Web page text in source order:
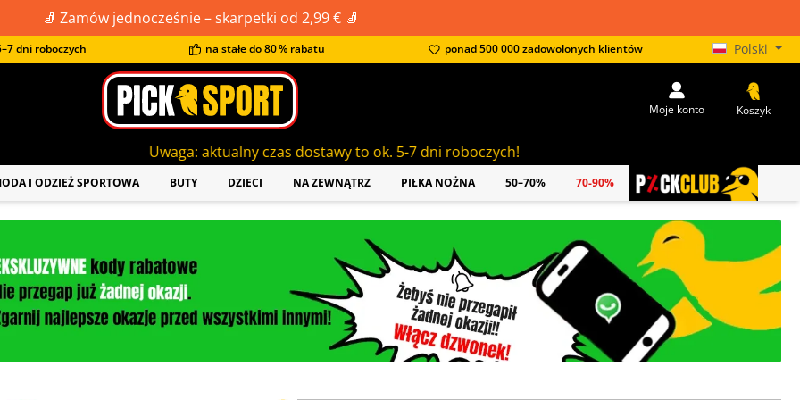
🧦 Zamów jednocześnie – skarpetki od 2,99 € 🧦
dni roboczych na stałe do 80 % rabatu ponad 500 000 zadowolonych klientów Polski
Uwaga: aktualny czas dostawy to ok. 5-7 dni roboczych!
Moje konto Koszyk
I ODZIEŻ SPORTOWA BUTY DZIECI NA ZEWNĄTRZ PIŁKA NOŻNA 50–70% 70-90% PICKCLUB